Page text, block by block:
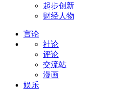
起步创新
财经人物
言论
社论
评论
交流站
漫画
娱乐